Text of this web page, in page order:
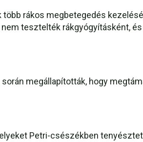
rákos megbetegedés
tesztelték rákgyógyításként,
megállapították, hogy
Petri-csészékben